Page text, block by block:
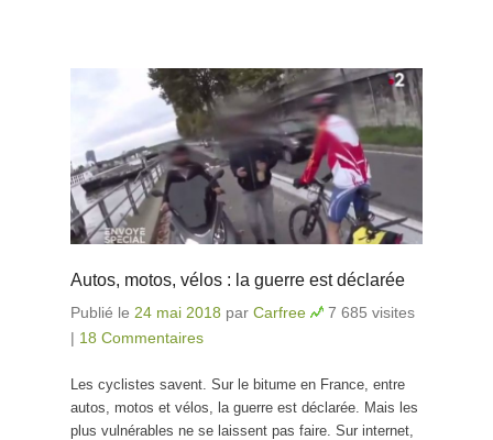
Autos, motos, vélos : la guerre est déclarée
Publié le 24 mai 2018 par Carfree
7 685 visites
| 18 Commentaires
Les cyclistes savent. Sur le bitume en France, entre
autos, motos et vélos, la guerre est déclarée. Mais les
plus vulnérables ne se laissent pas faire. Sur internet,